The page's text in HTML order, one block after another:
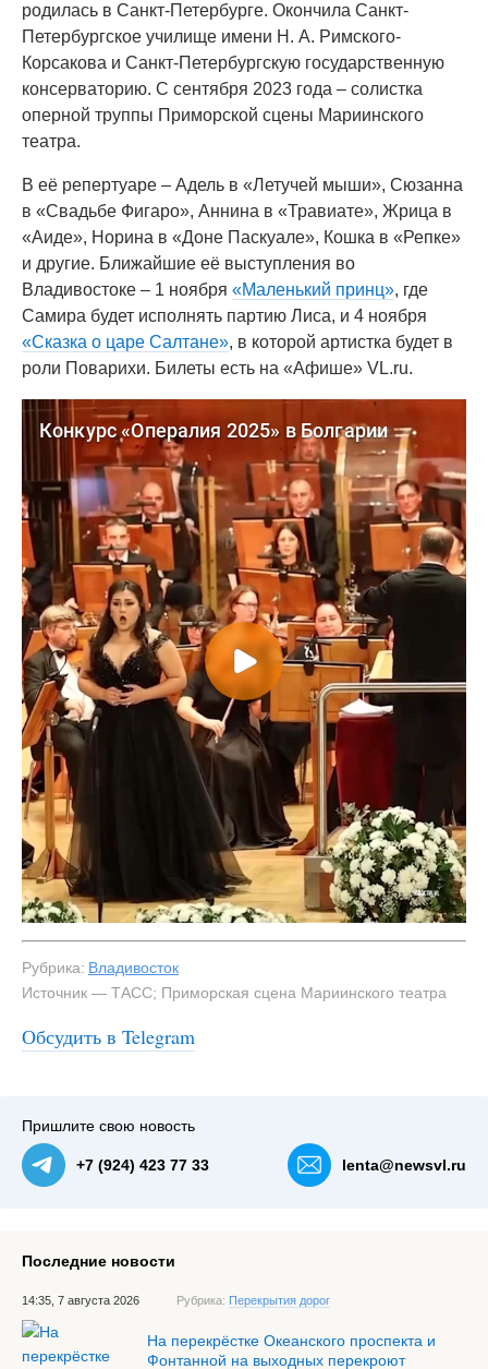
родилась в Санкт-Петербурге. Окончила Санкт-
Петербургское училище имени Н. А. Римского-
Корсакова и Санкт-Петербургскую государственную
консерваторию. С сентября 2023 года – солистка
оперной труппы Приморской сцены Мариинского
театра.
В её репертуаре – Адель в «Летучей мыши», Сюзанна
в «Свадьбе Фигаро», Аннина в «Травиате», Жрица в
«Аиде», Норина в «Доне Паскуале», Кошка в «Репке»
и другие. Ближайшие её выступления во
Владивостоке – 1 ноября «Маленький принц», где
Самира будет исполнять партию Лиса, и 4 ноября
«Сказка о царе Салтане», в которой артистка будет в
роли Поварихи. Билеты есть на «Афише» VL.ru.
Рубрика: Владивосток
Источник — ТАСС; Приморская сцена Мариинского театра
Обсудить в Telegram
#3
Адель («Летучая мышь», И. Штраус). Фото:
Приморская сцена Мариинского театра — NewsVL.ru
Пришлите свою новость
+7 (924) 423 77 33 lenta@newsvl.ru
Последние новости
14:35, 7 августа 2026 Рубрика: Перекрытия дорог
На перекрёстке Океанского проспекта и
Фонтанной на выходных перекроют